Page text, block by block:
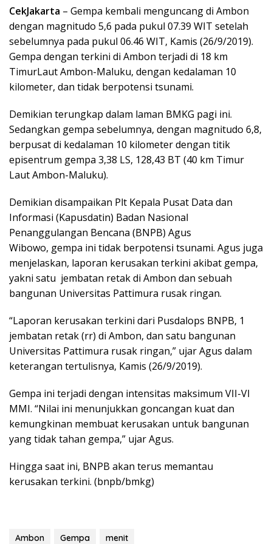
CekJakarta – Gempa kembali menguncang di Ambon
dengan magnitudo 5,6 pada pukul 07.39 WIT setelah
sebelumnya pada pukul 06.46 WIT, Kamis (26/9/2019).
Gempa dengan terkini di Ambon terjadi di 18 km
TimurLaut Ambon-Maluku, dengan kedalaman 10
kilometer, dan tidak berpotensi tsunami.
Demikian terungkap dalam laman BMKG pagi ini.
Sedangkan gempa sebelumnya, dengan magnitudo 6,8,
berpusat di kedalaman 10 kilometer dengan titik
episentrum gempa 3,38 LS, 128,43 BT (40 km Timur
Laut Ambon-Maluku).
Demikian disampaikan Plt Kepala Pusat Data dan
Informasi (Kapusdatin) Badan Nasional
Penanggulangan Bencana (BNPB) Agus
Wibowo, gempa ini tidak berpotensi tsunami. Agus juga
menjelaskan, laporan kerusakan terkini akibat gempa,
yakni satu jembatan retak di Ambon dan sebuah
bangunan Universitas Pattimura rusak ringan.
“Laporan kerusakan terkini dari Pusdalops BNPB, 1
jembatan retak (rr) di Ambon, dan satu bangunan
Universitas Pattimura rusak ringan,” ujar Agus dalam
keterangan tertulisnya, Kamis (26/9/2019).
Gempa ini terjadi dengan intensitas maksimum VII-VI
MMI. “Nilai ini menunjukkan goncangan kuat dan
kemungkinan membuat kerusakan untuk bangunan
yang tidak tahan gempa,” ujar Agus.
Hingga saat ini, BNPB akan terus memantau
kerusakan terkini. (bnpb/bmkg)
Ambon Gempa menit